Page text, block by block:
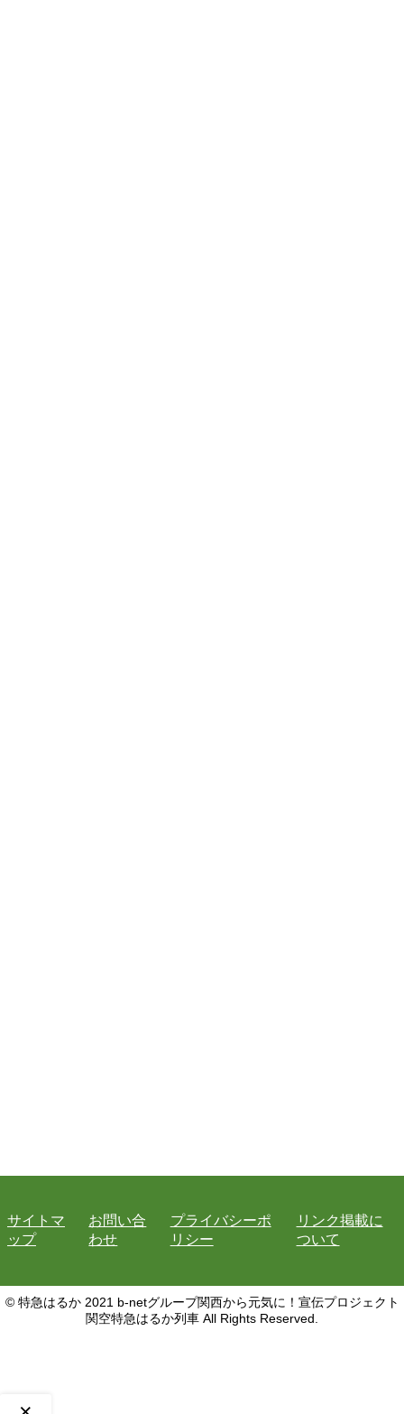
サイトマ
ップ
お問い合
わせ
プライバシーポ
リシー
リンク掲載に
ついて
© 特急はるか 2021 b-netグループ関西から元気に！宣伝プロジェクト
関空特急はるか列車 All Rights Reserved.